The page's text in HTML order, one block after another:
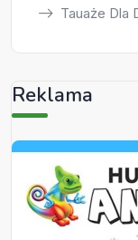
Tauaże Dla
Reklama